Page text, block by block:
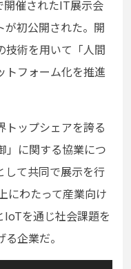
催されたIT展示会
が初公開された。開
技術を用いて「人間
トフォーム化を推進
トップシェアを誇る
」に関する協業につ
して共同で展示を行
にわたって産業向け
IoTを通じ社会課題を
企業だ。